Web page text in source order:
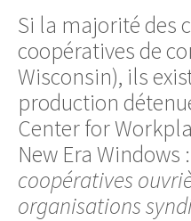
Si la majorité des
coopératives de
Wisconsin), ils
production
Center for
New Era Windows :
coopératives
organisations